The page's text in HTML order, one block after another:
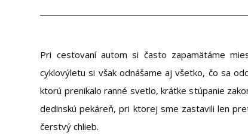
Pri cestovaní autom si často zapamätáme
cyklovýletu si však odnášame aj všetko, čo sa
ktorú prenikalo ranné svetlo, krátke stúpanie
dedinskú pekáreň, pri ktorej sme zastavili len
čerstvý chlieb.